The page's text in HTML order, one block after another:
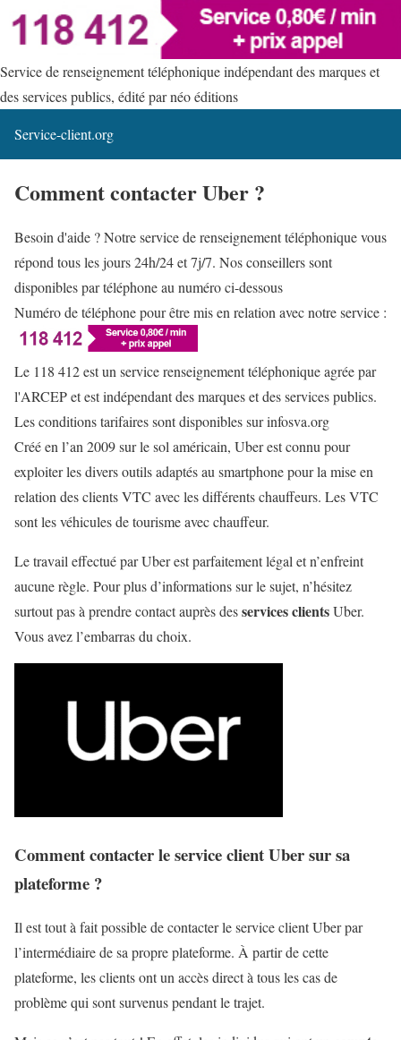
Service de renseignement téléphonique indépendant des marques et
des services publics, édité par néo éditions
Service-client.org
Comment contacter Uber ?
Besoin d'aide ? Notre service de renseignement téléphonique vous
répond tous les jours 24h/24 et 7j/7. Nos conseillers sont
disponibles par téléphone au numéro ci-dessous
Numéro de téléphone pour être mis en relation avec notre service :
Le 118 412 est un service renseignement téléphonique agrée par
l'ARCEP et est indépendant des marques et des services publics.
Les conditions tarifaires sont disponibles sur infosva.org
Créé en l’an 2009 sur le sol américain, Uber est connu pour
exploiter les divers outils adaptés au smartphone pour la mise en
relation des clients VTC avec les différents chauffeurs. Les VTC
sont les véhicules de tourisme avec chauffeur.
Le travail effectué par Uber est parfaitement légal et n’enfreint
aucune règle. Pour plus d’informations sur le sujet, n’hésitez
surtout pas à prendre contact auprès desservices clientsUber.
Vous avez l’embarras du choix.
Comment contacter le service client Uber sur sa
plateforme ?
Il est tout à fait possible de contacter le service client Uber par
l’intermédiaire de sa propre plateforme. À partir de cette
plateforme, les clients ont un accès direct à tous les cas de
problème qui sont survenus pendant le trajet.